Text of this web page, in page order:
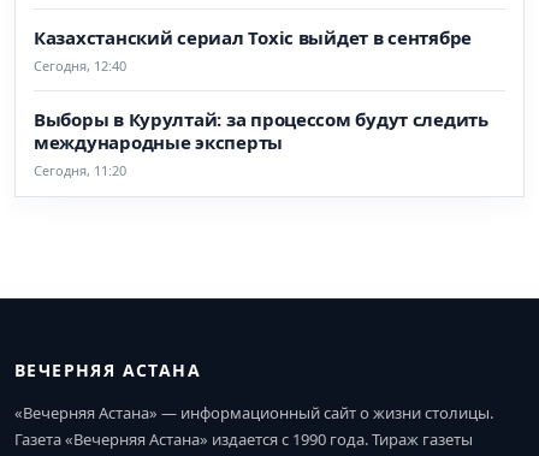
Казахстанский сериал Toxic выйдет в сентябре
Сегодня, 12:40
Выборы в Курултай: за процессом будут следить
международные эксперты
Сегодня, 11:20
ВЕЧЕРНЯЯ АСТАНА
«Вечерняя Астана» — информационный сайт о жизни столицы.
Газета «Вечерняя Астана» издается с 1990 года. Тираж газеты